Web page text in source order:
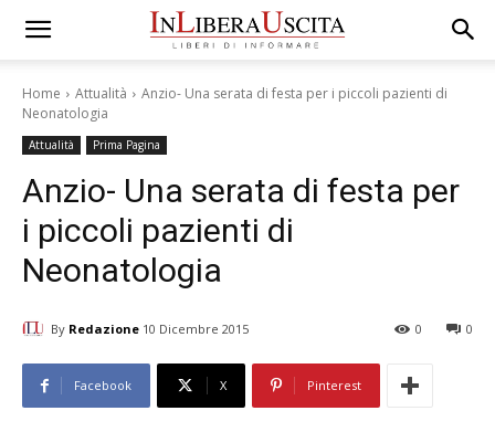
Home Attualità
Anzio- Una serata di festa per i piccoli pazienti di
Neonatologia
Attualità Prima Pagina
Anzio- Una serata di festa per
i piccoli pazienti di
Neonatologia
By Redazione 10 Dicembre 2015 0
0
Facebook X Pinterest